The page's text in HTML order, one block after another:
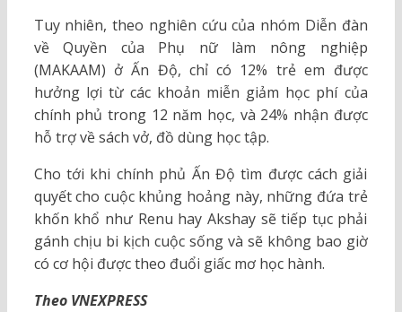
Tuy nhiên, theo nghiên cứu của nhóm Diễn đàn
về Quyền của Phụ nữ làm nông nghiệp
(MAKAAM) ở Ấn Độ, chỉ có 12% trẻ em được
hưởng lợi từ các khoản miễn giảm học phí của
chính phủ trong 12 năm học, và 24% nhận được
hỗ trợ về sách vở, đồ dùng học tập.
Cho tới khi chính phủ Ấn Độ tìm được cách giải
quyết cho cuộc khủng hoảng này, những đứa trẻ
khốn khổ như Renu hay Akshay sẽ tiếp tục phải
gánh chịu bi kịch cuộc sống và sẽ không bao giờ
có cơ hội được theo đuổi giấc mơ học hành.
Theo VNEXPRESS